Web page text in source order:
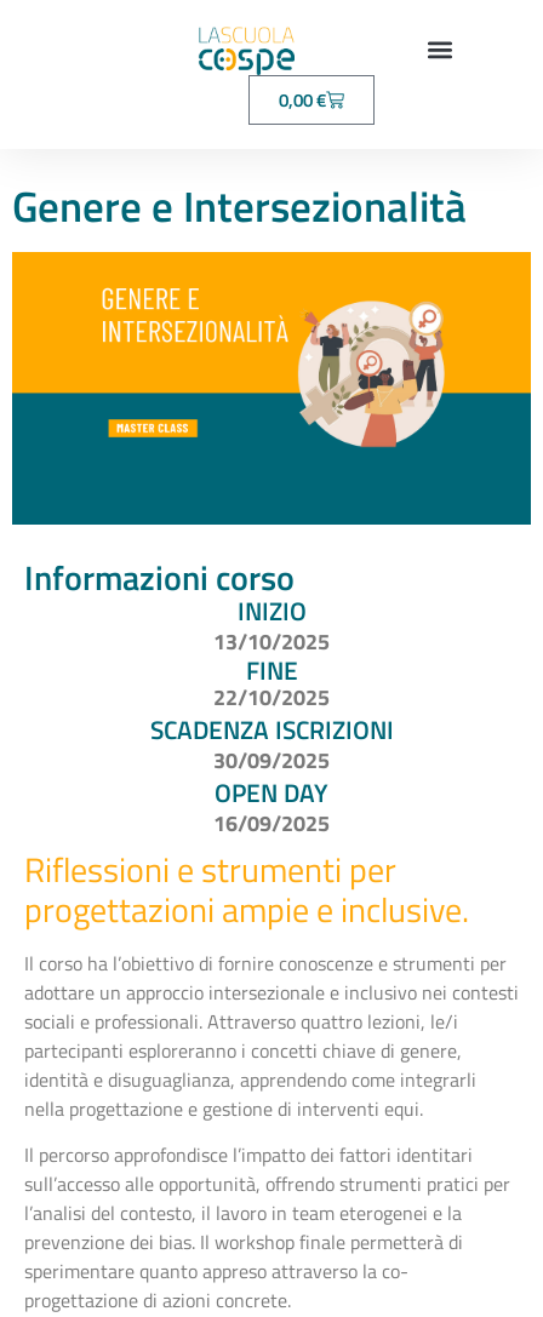
0,00€
Genere e Intersezionalità
Informazioni corso
INIZIO
13/10/2025
FINE
22/10/2025
SCADENZA ISCRIZIONI
30/09/2025
OPEN DAY
16/09/2025
Riflessioni e strumenti per
progettazioni ampie e inclusive.
Il corso ha l’obiettivo di fornire conoscenze e strumenti per
adottare un approccio intersezionale e inclusivo nei contesti
sociali e professionali. Attraverso quattro lezioni, le/i
partecipanti esploreranno i concetti chiave di genere,
identità e disuguaglianza, apprendendo come integrarli
nella progettazione e gestione di interventi equi.
Il percorso approfondisce l’impatto dei fattori identitari
sull’accesso alle opportunità, offrendo strumenti pratici per
l’analisi del contesto, il lavoro in team eterogenei e la
prevenzione dei bias. Il workshop finale permetterà di
sperimentare quanto appreso attraverso la co-
progettazione di azioni concrete.